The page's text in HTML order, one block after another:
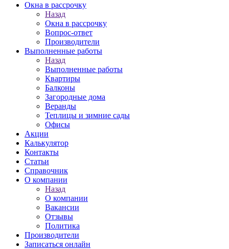
Окна в рассрочку
Назад
Окна в рассрочку
Вопрос-ответ
Производители
Выполненные работы
Назад
Выполненные работы
Квартиры
Балконы
Загородные дома
Веранды
Теплицы и зимние сады
Офисы
Акции
Калькулятор
Контакты
Статьи
Справочник
О компании
Назад
О компании
Вакансии
Отзывы
Политика
Производители
Записаться онлайн